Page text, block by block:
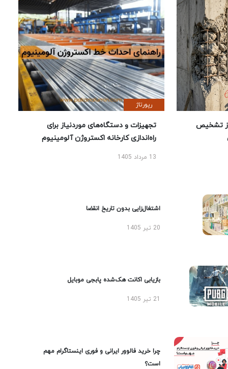
تشخیص
رپورتاژ
تجهیزات و دستگاه‌های موردنیاز برای
راه‌اندازی کارخانه اکستروژن آلومینیوم
13 مرداد 1405
اشتغال‌زایی بدون تاریخ انقضا
20 تیر 1405
بازیابی اکانت هک‌شده پابجی موبایل
چرا خرید فالوور ایرانی و فوری اینستاگرام مهم
است؟